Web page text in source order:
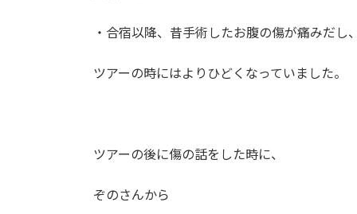
・合宿以降、昔手術したお腹の傷が痛みだし
ツアーの時にはよりひどくなっていました。
ツアーの後に傷の話をした時に、
ぞのさんから